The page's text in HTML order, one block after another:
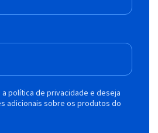
política de privacidade e deseja
adicionais sobre os produtos do